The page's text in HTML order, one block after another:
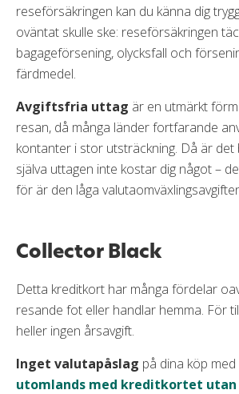
reseförsäkringen kan du känna dig
oväntat skulle ske: reseförsäkringen
bagageförsening, olycksfall och
färdmedel.
Avgiftsfria uttag är en utmärkt
resan, då många länder fortfarande
kontanter i stor utsträckning. Då är
själva uttagen inte kostar dig något –
för är den låga
Collector Black
Detta kreditkort har många fördelar
resande fot eller handlar hemma. För
heller ingen årsavgift.
Inget valutapåslag på dina köp
utomlands med kreditkortet